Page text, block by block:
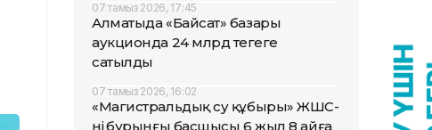
07 тамыз 2026, 17:45
Алматыда «Байсат» базары
аукционда 24 млрд теңгеге
сатылды
07 тамыз 2026, 16:02
«Магистральдық су құбыры» ЖШС-
нің бұрынғы басшысы 6 жыл 8 айға